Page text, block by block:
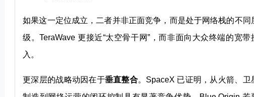
如果这一定位成立，二者并非正面竞争，而是处于网络栈的不同
级。TeraWave 更接近“太空骨干网”，而非面向大众终端的宽带
入。
更深层的战略动因在于垂直整合。SpaceX 已证明，从火箭、卫